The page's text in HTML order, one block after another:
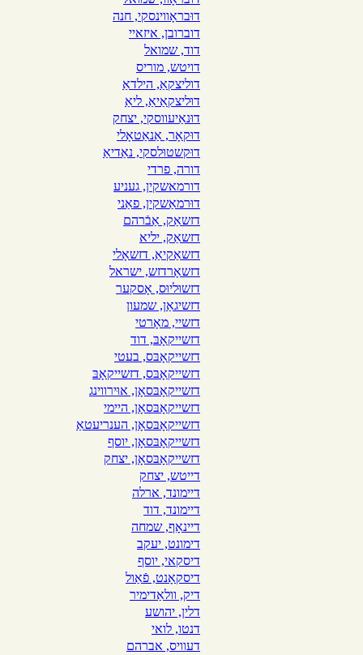
דוּבראָווינסקי, חנה
דוברובן, איזאיי
דוד, שמואל
דויטש, מוריס
דוליצקאַ, הילדאַ
דוּליצקאַיאַ, ליאַ
דוּנאַיעווסקי, יצחק
דוּקאָר, אַנאַטאָלי
דוּקשטוּלסקי, נאַדיאַ
דורה, פרדי
דורמאשקין, געניע
דוּרמאַשקין, פאַני
דזשאַק, אַבֿרהם
דזשאַק, יליא
דזשאַקיאַ, דזשאָלי
דזשאָרדזש, ישראל
דזשוּליוּס, אָסקער
דזשיגאַן, שמעון
דזשיי, מאָרטי
דזשייקאָבּ, דוד
דזשייקאָבּס, בעטי
דזשייקאָבּס, דזשייקאָבּ
דזשייקאָבּסאָן, אוּירווינג
דזשייקאָבּסאָן, היימי
דזשייקאָבּסאָן, הענריעטאַ
דזשייקאָבּסאָן, יוסף
דזשייקאָבּסאָן, יצחק
דייטש, יצחק
דיימונד, ארלה
דיימונד, דוד
דיינאָף, שמחה
דימונט, יעקב
דיסקאי, יוסף
דיסקאָנט, פֿאַול
דיק, וולאַדימיר
דלין, יהושע
דנטו, לואי
דעוויס, אברהם